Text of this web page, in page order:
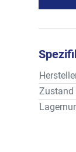
Zustand